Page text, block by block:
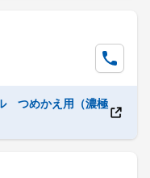
つめかえ用（濃極